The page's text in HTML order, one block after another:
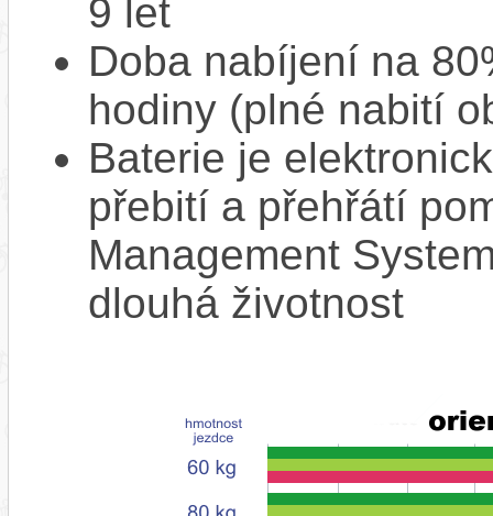
9 let
Doba nabíjení na
hodiny (plné nabití
Baterie je
přebití a přehřátí
Management
dlouhá životnost